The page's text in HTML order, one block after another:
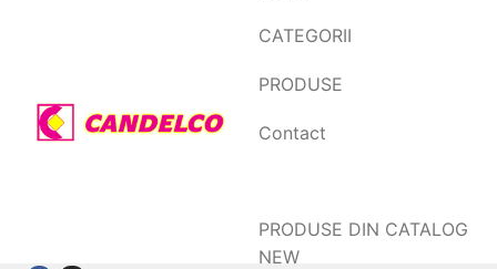
CATEGORII
PRODUSE
Contact
PRODUSE DIN CATALOG
NEW